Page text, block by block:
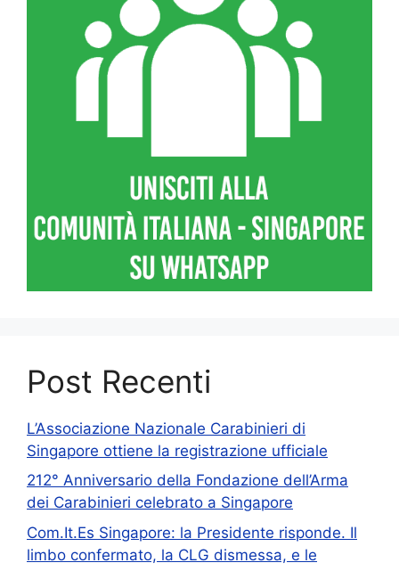
Post Recenti
L’Associazione Nazionale Carabinieri di
Singapore ottiene la registrazione ufficiale
212° Anniversario della Fondazione dell’Arma
dei Carabinieri celebrato a Singapore
Com.It.Es Singapore: la Presidente risponde. Il
limbo confermato, la CLG dismessa, e le